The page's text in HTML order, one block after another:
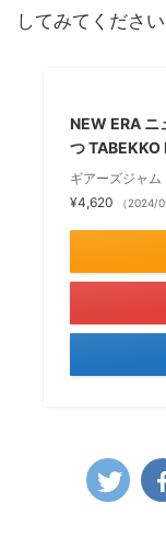
してみてください
NEW ERA
つ TABEKKO
ギアーズジャ
¥4,620
（2024/